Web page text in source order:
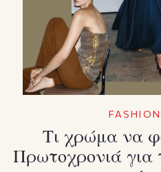
X(Twitter)
Τι χρώμα να
Πρωτοχρονιά για